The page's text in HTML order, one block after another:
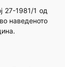
27-1981/1 од
наведеното